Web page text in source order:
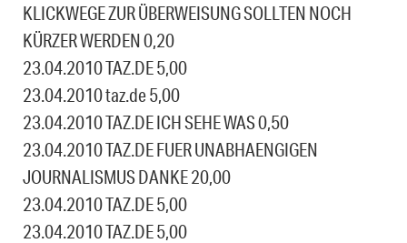
KLICKWEGE ZUR ÜBERWEISUNG SOLLTEN NOCH
KÜRZER WERDEN 0,20
23.04.2010 TAZ.DE 5,00
23.04.2010 taz.de 5,00
23.04.2010 TAZ.DE ICH SEHE WAS 0,50
23.04.2010 TAZ.DE FUER UNABHAENGIGEN
JOURNALISMUS DANKE 20,00
23.04.2010 TAZ.DE 5,00
23.04.2010 TAZ.DE 5,00